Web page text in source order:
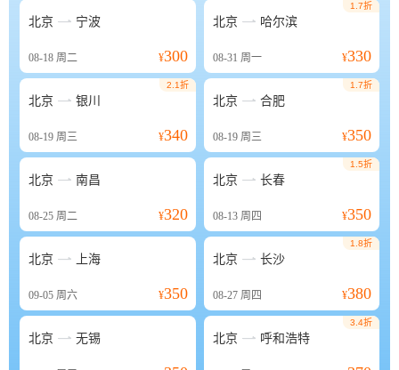
北京  宁波
08-18 周二 ¥300
2.1折
北京  银川
08-19 周三 ¥340
北京  南昌
08-25 周二 ¥320
北京  上海
09-05 周六 ¥350
北京  无锡
1.7折
北京 哈尔滨
08-31 周一 ¥330
1.7折
北京 合肥
08-19 周三 ¥350
1.5折
北京 长春
08-13 周四 ¥350
1.8折
北京 长沙
08-27 周四 ¥380
3.4折
北京 呼和浩特